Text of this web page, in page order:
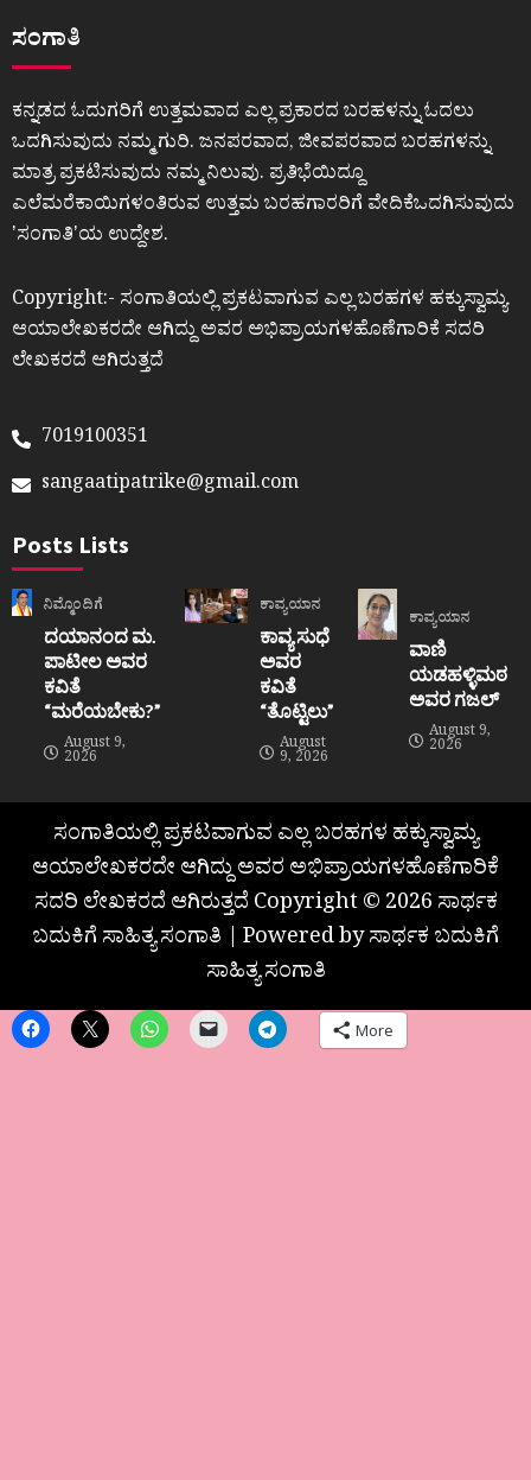
ಸಂಗಾತಿ
ಕನ್ನಡದ ಓದುಗರಿಗೆ ಉತ್ತಮವಾದ ಎಲ್ಲ ಪ್ರಕಾರದ ಬರಹಳನ್ನು ಓದಲು
ಒದಗಿಸುವುದು ನಮ್ಮ ಗುರಿ. ಜನಪರವಾದ, ಜೀವಪರವಾದ ಬರಹಗಳನ್ನು
ಮಾತ್ರ ಪ್ರಕಟಿಸುವುದು ನಮ್ಮ ನಿಲುವು. ಪ್ರತಿಭೆಯಿದ್ದೂ
ಎಲೆಮರೆಕಾಯಿಗಳಂತಿರುವ ಉತ್ತಮ ಬರಹಗಾರರಿಗೆ ವೇದಿಕೆಒದಗಿಸುವುದು
ʼಸಂಗಾತಿʼಯ ಉದ್ದೇಶ.
Copyright:- ಸಂಗಾತಿಯಲ್ಲಿ ಪ್ರಕಟವಾಗುವ ಎಲ್ಲ ಬರಹಗಳ ಹಕ್ಕುಸ್ವಾಮ್ಯ
ಆಯಾಲೇಖಕರದೇ ಆಗಿದ್ದು ಅವರ ಅಭಿಪ್ರಾಯಗಳಹೊಣೆಗಾರಿಕೆ ಸದರಿ
ಲೇಖಕರದೆ ಆಗಿರುತ್ತದೆ
7019100351
sangaatipatrike@gmail.com
Posts Lists
ನಿಮ್ಮೊಂದಿಗೆ
ದಯಾನಂದ ಮ.
ಪಾಟೀಲ ಅವರ
ಕವಿತೆ
“ಮರೆಯಬೇಕು?”
August 9,
2026
ಕಾವ್ಯಯಾನ
ಕಾವ್ಯ ಸುಧೆ
ಅವರ
ಕವಿತೆ
“ತೊಟ್ಟಿಲು”
August
9, 2026
ಕಾವ್ಯಯಾನ
ವಾಣಿ
ಯಡಹಳ್ಳಿಮಠ
ಅವರ ಗಜಲ್
August 9,
2026
ಸಂಗಾತಿಯಲ್ಲಿ ಪ್ರಕಟವಾಗುವ ಎಲ್ಲ ಬರಹಗಳ ಹಕ್ಕುಸ್ವಾಮ್ಯ
ಆಯಾಲೇಖಕರದೇ ಆಗಿದ್ದು ಅವರ ಅಭಿಪ್ರಾಯಗಳಹೊಣೆಗಾರಿಕೆ
ಸದರಿ ಲೇಖಕರದೆ ಆಗಿರುತ್ತದೆ Copyright © 2026 ಸಾರ್ಥಕ
ಬದುಕಿಗೆ ಸಾಹಿತ್ಯ ಸಂಗಾತಿ | Powered by ಸಾರ್ಥಕ ಬದುಕಿಗೆ
ಸಾಹಿತ್ಯ ಸಂಗಾತಿ
More